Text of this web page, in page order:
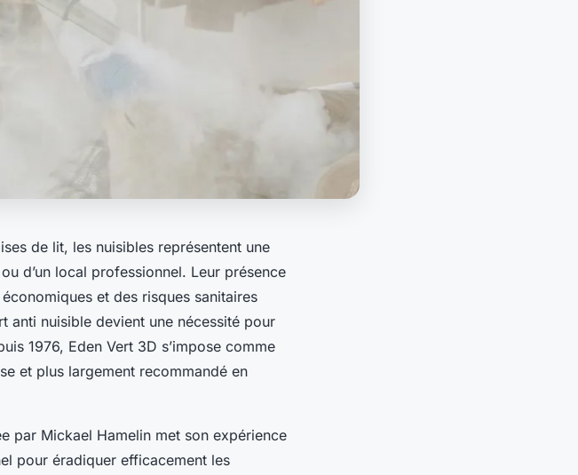
de lit, les nuisibles représentent une
d’un local professionnel. Leur présence
et des risques sanitaires
anti nuisible devient une nécessité pour
1976, Eden Vert 3D s’impose comme
et plus largement recommandé en
par Mickael Hamelin met son expérience
pour éradiquer efficacement les